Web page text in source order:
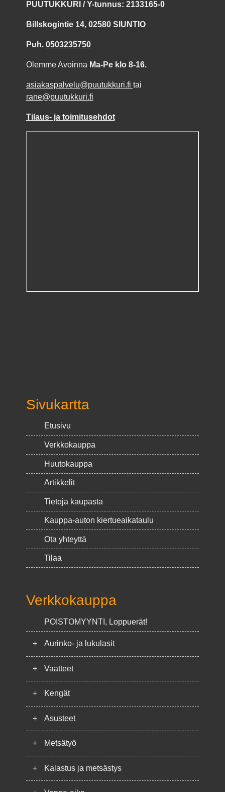
PUUTUKKURI / Y-tunnus: 2133165-0
Billskogintie 14, 02580 SIUNTIO
Puh. 0503235750
Olemme Avoinna Ma-Pe klo 8-16.
asiakaspalvelu@puutukkuri.fi tai
rane@puutukkuri.fi
Tilaus- ja toimitusehdot
Sivukartta
Etusivu
Verkkokauppa
Huutokauppa
Artikkelit
Tietoja kaupasta
Kauppa-auton kiertueaikataulu
Ota yhteyttä
Tilaa
Verkkokauppa
POISTOMYYNTI, Loppuerät!
+ Aurinko- ja lukulasit
+ Vaatteet
+ Kengät
+ Asusteet
+ Metsätyö
+ Kalastus ja metsästys